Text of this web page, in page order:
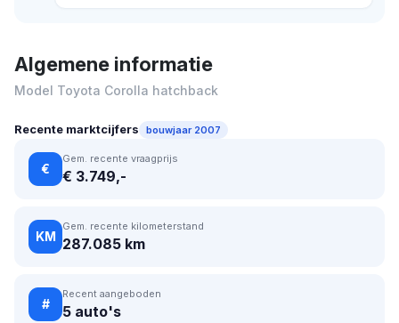
Algemene informatie
Model Toyota Corolla hatchback
Recente marktcijfers bouwjaar 2007
€
Gem. recente vraagprijs
€ 3.749,-
KM
Gem. recente kilometerstand
287.085 km
#
Recent aangeboden
5 auto's